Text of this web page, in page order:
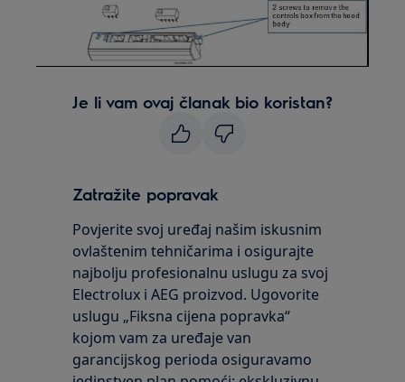
Je li vam ovaj članak bio koristan?
Zatražite popravak
Povjerite svoj uređaj našim iskusnim
ovlaštenim tehničarima i osigurajte
najbolju profesionalnu uslugu za svoj
Electrolux i AEG proizvod. Ugovorite
uslugu „Fiksna cijena popravka“
kojom vam za uređaje van
garancijskog perioda osiguravamo